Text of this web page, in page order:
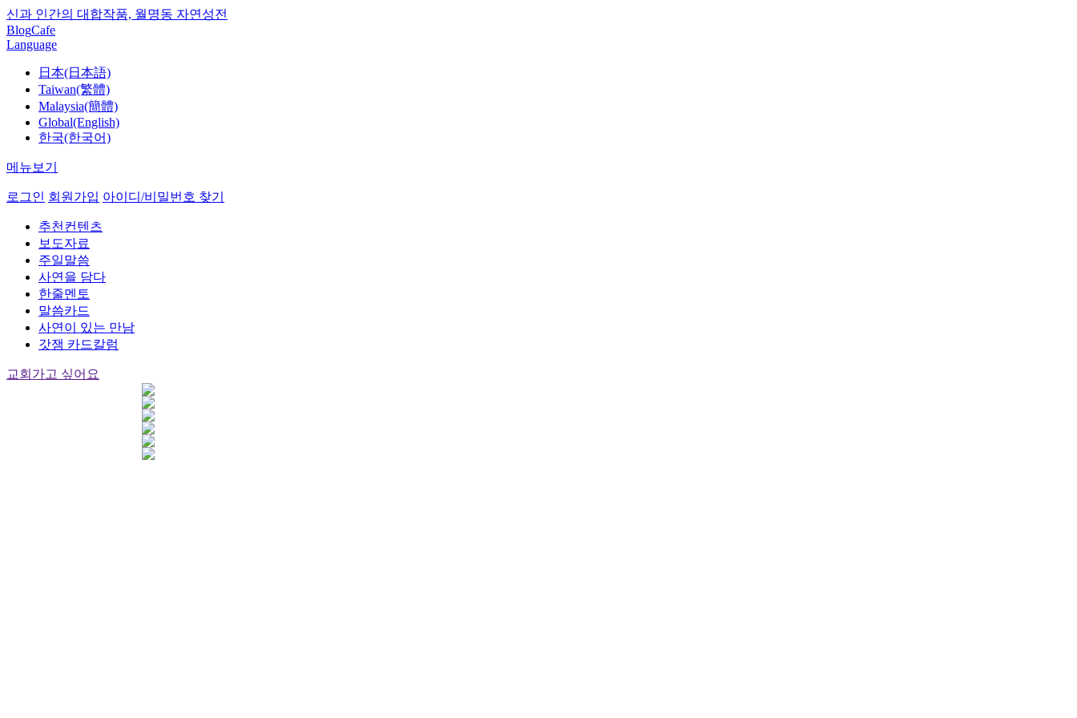
신과 인간의 대합작품, 월명동 자연성전
BlogCafe
Language
日本(日本語)
Taiwan(繁體)
Malaysia(簡體)
Global(English)
한국(한국어)
메뉴보기
로그인 회원가입 아이디/비밀번호 찾기
추천컨텐츠
보도자료
주일말씀
사연을 담다
한줄멘토
말씀카드
사연이 있는 만남
갓잼 카드칼럼
교회가고 싶어요